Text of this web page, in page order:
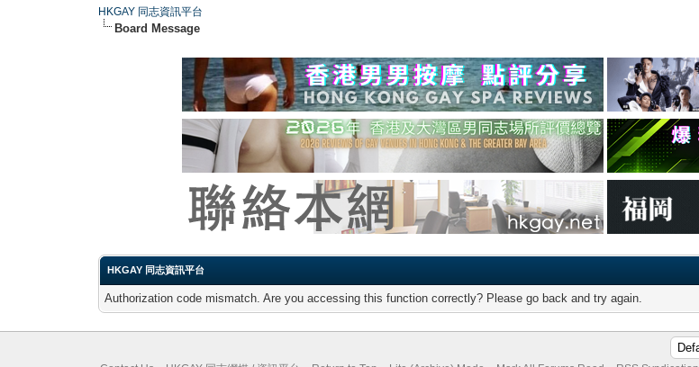
HKGAY 同志資訊平台
Board Message
HKGAY 同志資訊平台
Authorization code mismatch. Are you accessing this function correctly? Please go back and try again.